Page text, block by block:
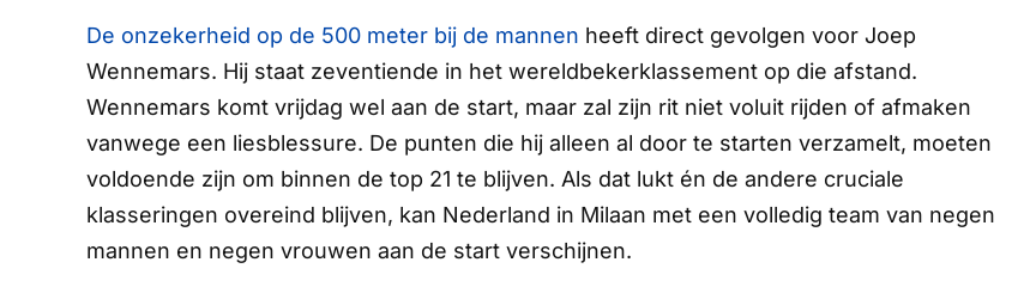
De onzekerheid op de 500 meter bij de mannen heeft direct gevolgen voor Joep
Wennemars. Hij staat zeventiende in het wereldbekerklassement op die afstand.
Wennemars komt vrijdag wel aan de start, maar zal zijn rit niet voluit rijden of afmaken
vanwege een liesblessure. De punten die hij alleen al door te starten verzamelt, moeten
voldoende zijn om binnen de top 21 te blijven. Als dat lukt én de andere cruciale
klasseringen overeind blijven, kan Nederland in Milaan met een volledig team van negen
mannen en negen vrouwen aan de start verschijnen.